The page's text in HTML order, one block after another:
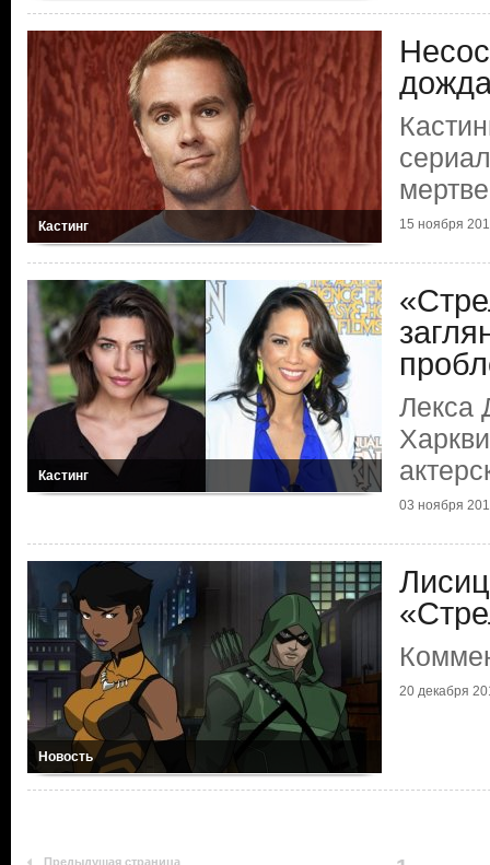
Кастинг 15 ноября
Кастинг
Лекса
03 ноября
Новость
20 декабря
Предыдущая страница